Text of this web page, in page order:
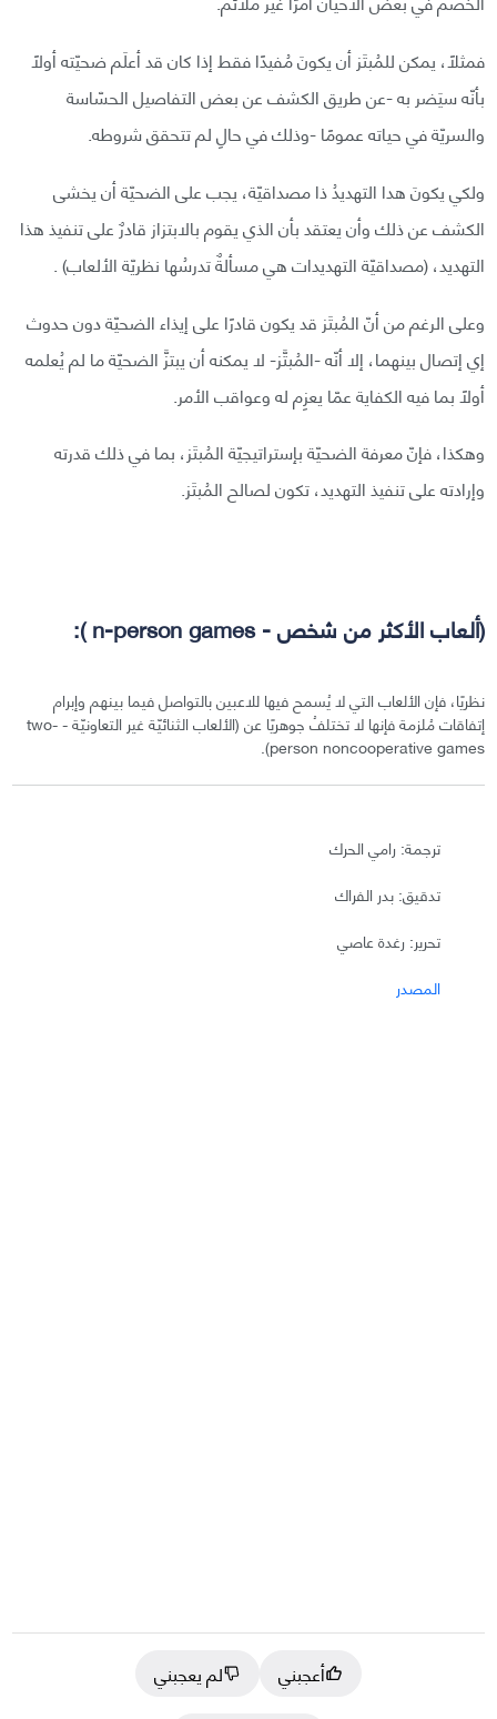
فمثلًا، يمكن للمُبتَز أن يكونَ مُفيدًا فقط إذا كان قد أعلَم ضحيّته أولًا
بأنّه سيَضر به -عن طريق الكشف عن بعض التفاصيل الحسّاسة
والسريّة في حياته عمومًا -وذلك في حالِ لم تتحقق شروطه.
ولكي يكونَ هدا التهديدُ ذا مصداقيّة، يجب على الضحيّة أن يخشى
الكشف عن ذلك وأن يعتقد بأن الذي يقوم بالابتزاز قادرٌ على تنفيذ هذا
التهديد، (مصداقيّة التهديدات هي مسألةٌ تدرسُها نظريّة الألعاب) .
وعلى الرغم من أنّ المُبتَز قد يكون قادرًا على إيذاء الضحيّة دون حدوث
إي إتصال بينهما، إلا أنّه -المُبتَّز- لا يمكنه أن يبتزَّ الضحيّة ما لم يُعلمه
أولًا بما فيه الكفاية عمّا يعزِم له وعواقب الأمر.
وهكذا، فإنّ معرفة الضحيّة بإستراتيجيّة المُبتَز، بما في ذلك قدرته
وإرادته على تنفيذ التهديد، تكون لصالح المُبتَز.
(ألعاب الأكثر من شخص - n-person games ):
نظريًا، فإن الألعاب التي لا يُسمح فيها للاعبين بالتواصل فيما بينهم وإبرام
إتفاقات مُلزمة فإنها لا تختلفُ جوهريًا عن (الألعاب الثنائيّة غير التعاونيّة - two-
person noncooperative games).
ترجمة: رامي الحرك
تدقيق: بدر الفراك
تحرير: رغدة عاصي
المصدر
أعجبني
لم يعجبني